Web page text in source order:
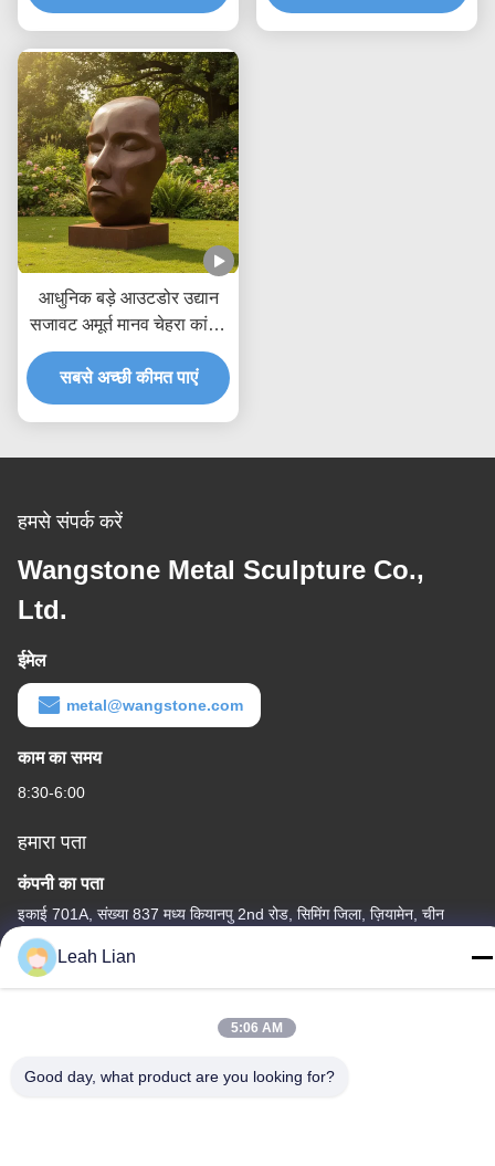
यथार्थवादी पशु कला
आधुनिक बड़े आउटडोर उद्यान
सजावट अमूर्त मानव चेहरा कांस्य
मूर्तिकला प्राचीन धातु कला मूर्ति
परिदृश्य पार्क यार्ड सजावट के
लिए
सबसे अच्छी कीमत पाएं
हमसे संपर्क करें
Wangstone Metal Sculpture Co.,
Ltd.
ईमेल
metal@wangstone.com
काम का समय
8:30-6:00
हमारा पता
कंपनी का पता
इकाई 701A, संख्या 837 मध्य कियानपु 2nd रोड, सिमिंग जिला, ज़ियामेन, चीन
फैक्टरी का पता
क्रमांक 72, योंगजुन रोड, वुफेंग गांव, चोंगवु टाउन, क्वानज़ोउ, फ़ुज़ियान, चीन
Leah Lian
5:06 AM
Good day, what product are you looking for?